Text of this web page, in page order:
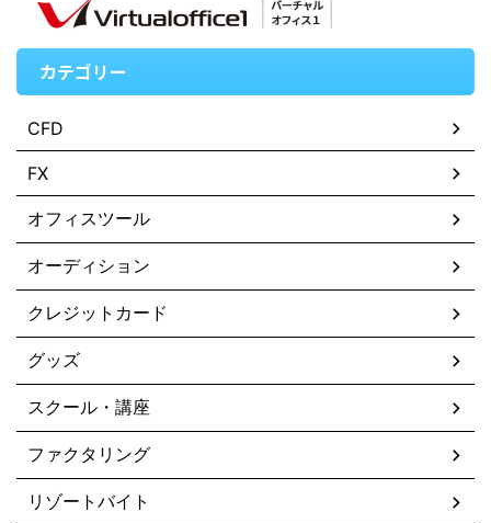
カテゴリー
CFD
FX
オフィスツール
オーディション
クレジットカード
グッズ
スクール・講座
ファクタリング
リゾートバイト